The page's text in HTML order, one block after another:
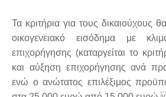
Τα κριτήρια για τους δικαιούχους
οικογενειακό εισόδημα με
επιχορήγησης (καταργείται το
και αύξηση επιχορήγησης ανά
ενώ ο ανώτατος επιλέξιμος